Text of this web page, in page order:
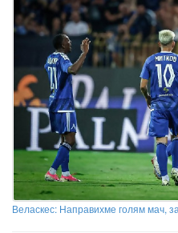
Веласкес: Направихме голям мач,